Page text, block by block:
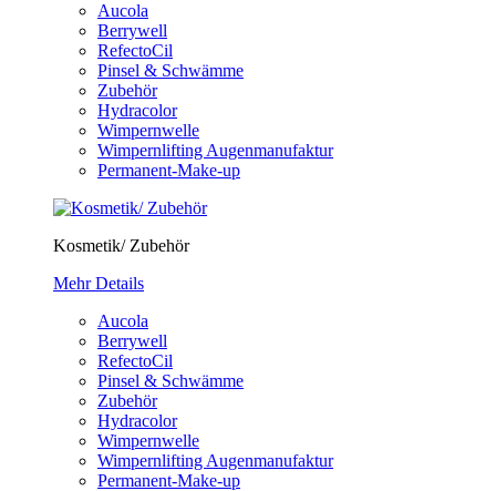
Aucola
Berrywell
RefectoCil
Pinsel & Schwämme
Zubehör
Hydracolor
Wimpernwelle
Wimpernlifting Augenmanufaktur
Permanent-Make-up
Kosmetik/ Zubehör
Mehr Details
Aucola
Berrywell
RefectoCil
Pinsel & Schwämme
Zubehör
Hydracolor
Wimpernwelle
Wimpernlifting Augenmanufaktur
Permanent-Make-up